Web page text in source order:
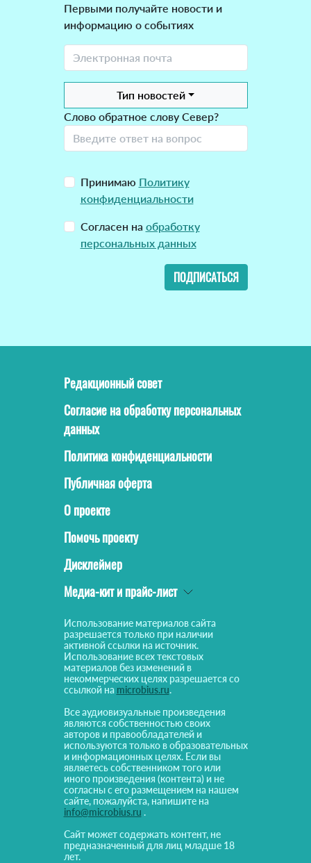
Первыми получайте новости и
информацию о событиях
Тип новостей
Слово обратное слову Север?
Принимаю Политику
конфиденциальности
Согласен на обработку
персональных данных
ПОДПИСАТЬСЯ
Редакционный совет
Согласие на обработку персональных
данных
Политика конфиденциальности
Публичная оферта
О проекте
Помочь проекту
Дисклеймер
Медиа-кит и прайс-лист
Использование материалов сайта
разрешается только при наличии
активной ссылки на источник.
Использование всех текстовых
материалов без изменений в
некоммерческих целях разрешается со
ссылкой на microbius.ru.
Все аудиовизуальные произведения
являются собственностью своих
авторов и правообладателей и
используются только в образовательных
и информационных целях. Если вы
являетесь собственником того или
иного произведения (контента) и не
согласны с его размещением на нашем
сайте, пожалуйста, напишите на
info@microbius.ru .
Сайт может содержать контент, не
предназначенный для лиц младше 18
лет.